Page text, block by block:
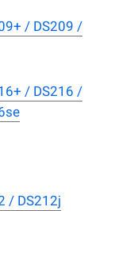
/ DS209 /
/ DS216 /
/ DS212j